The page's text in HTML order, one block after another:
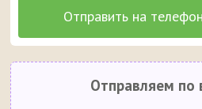
Отправляем по